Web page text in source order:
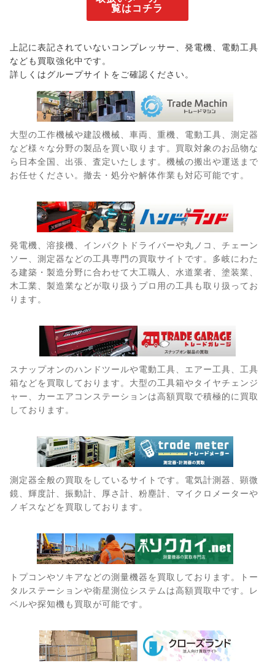
覧はコチラ
上記に表記されていないコンプレッサー、発電機、電動工具
なども買取強化中です。
詳しくはグループサイトをご確認ください。
大型の工作機械や建設機械、車両、重機、電動工具、測定器
など様々な分野の製品を買い取ります。買取対象のお品物な
ら日本全国、出張、査定いたします。機械の搬出や運送まで
お任せください。撤去・処分や解体作業も対応可能です。
発電機、溶接機、インパクトドライバーや丸ノコ、チェーン
ソー、測定器などの工具専門の買取サイトです。多岐にわた
る建築・製造分野に合わせて大工職人、水道業者、塗装業、
木工業、製造業などが取り扱うプロ用の工具も取り扱ってお
ります。
スナップオンのハンドツールや電動工具、エアー工具、工具
箱などを買取しております。大型の工具箱やタイヤチェンジ
ャー、カーエアコンステーションは高額買取で積極的に買取
しております。
測定器全般の買取をしているサイトです。電気計測器、顕微
鏡、輝度計、振動計、厚さ計、粉塵計、マイクロメーターや
ノギスなどを買取しております。
トプコンやソキアなどの測量機器を買取しております。トー
タルステーションや衛星測位システムは高額買取中です。レ
ベルや探知機も買取が可能です。